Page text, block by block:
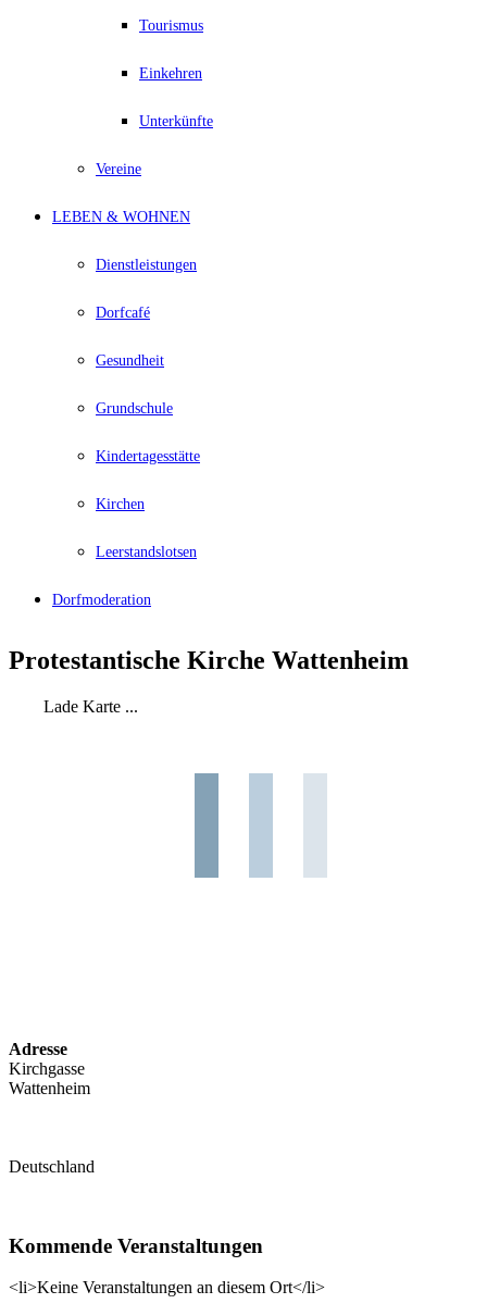
Tourismus
Einkehren
Unterkünfte
Vereine
LEBEN & WOHNEN
Dienstleistungen
Dorfcafé
Gesundheit
Grundschule
Kindertagesstätte
Kirchen
Leerstandslotsen
Dorfmoderation
Protestantische Kirche Wattenheim
Lade Karte ...
Adresse
Kirchgasse
Wattenheim
Deutschland
Kommende Veranstaltungen
<li>Keine Veranstaltungen an diesem Ort</li>